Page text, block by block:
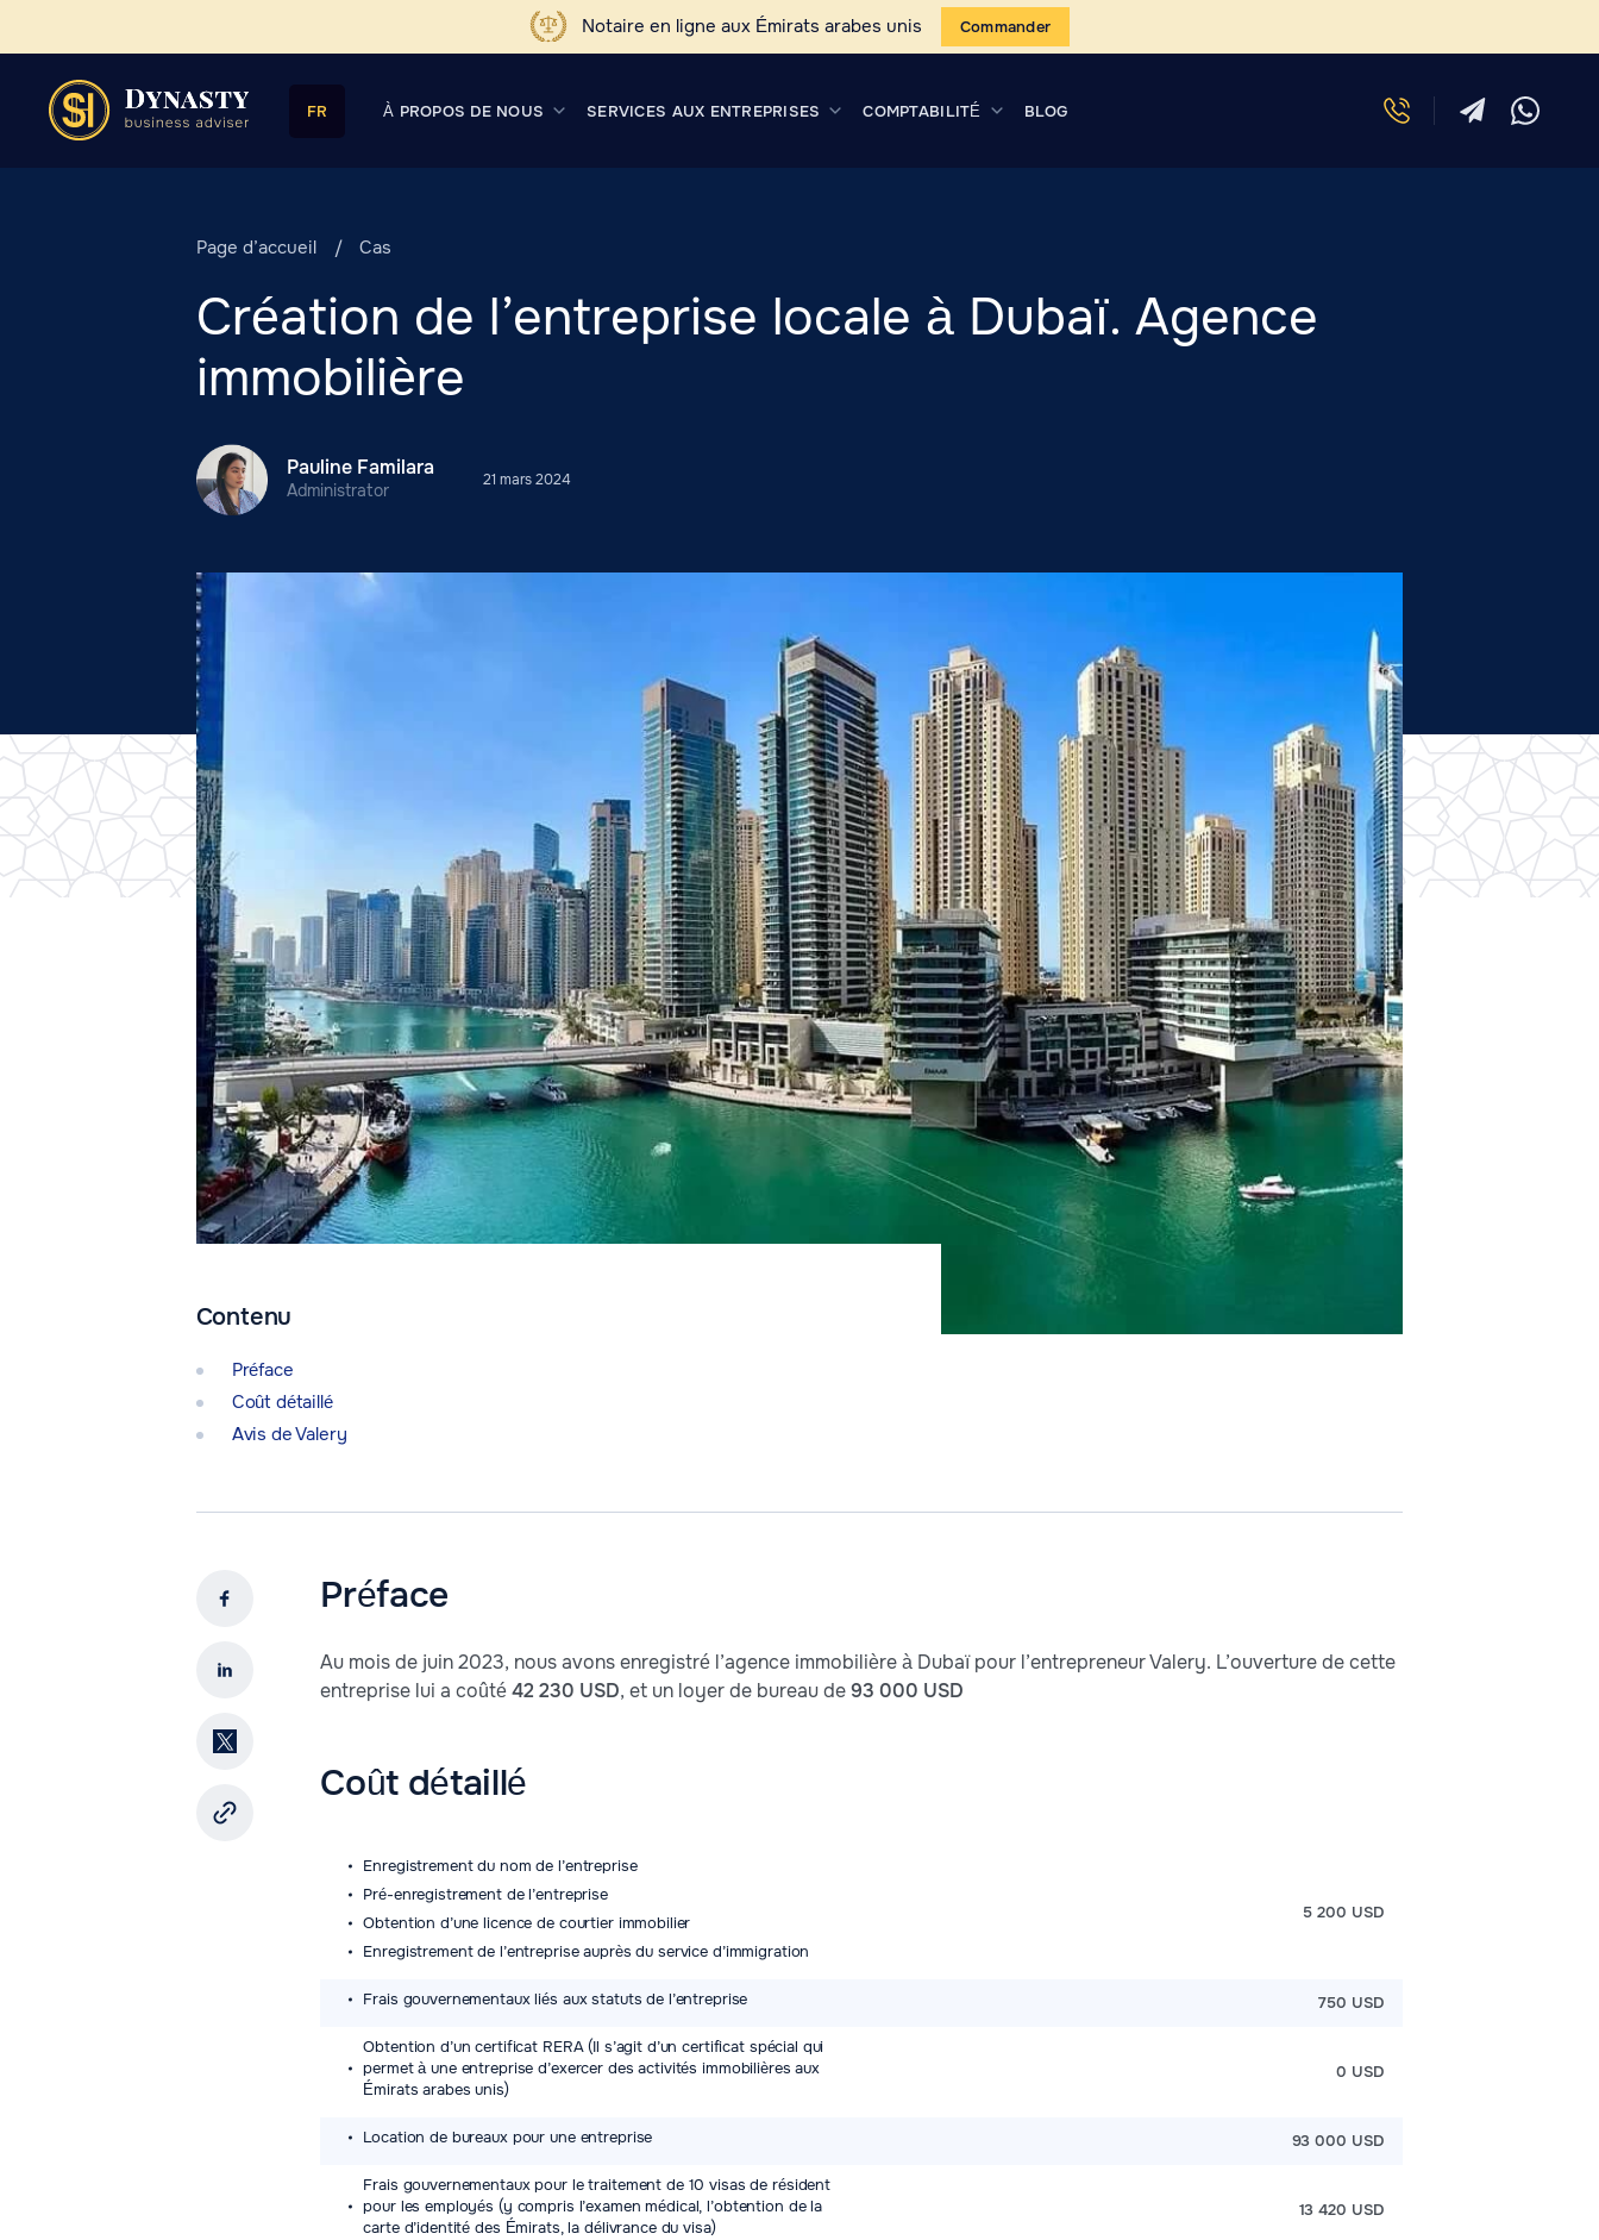
Notaire en ligne aux Émirats arabes unis Commander
FR À PROPOS DE NOUS SERVICES AUX ENTREPRISES COMPTABILITÉ BLOG
Page d’accueil Cas
Création de l’entreprise locale à Dubaï. Agence
immobilière
Pauline Familara
Administrator 21 mars 2024
Contenu
Préface
Coût détaillé
Avis de Valery
Préface
Au mois de juin 2023, nous avons enregistré l’agence immobilière à Dubaï pour l’entrepreneur Valery. L’ouverture de cette
entreprise lui a coûté42 230 USD, et un loyer de bureau de93 000 USD
Coût détaillé
Enregistrement du nom de l’entreprise
Pré-enregistrement de l’entreprise
Obtention d’une licence de courtier immobilier
Enregistrement de l’entreprise auprès du service d’immigration
5 200 USD
Frais gouvernementaux liés aux statuts de l’entreprise 750 USD
Obtention d’un certificat RERA (Il s’agit d’un certificat spécial qui
permet à une entreprise d’exercer des activités immobilières aux
Émirats arabes unis)
0 USD
Location de bureaux pour une entreprise 93 000 USD
Frais gouvernementaux pour le traitement de 10 visas de résident
pour les employés (y compris l’examen médical, l’obtention de la
carte d’identité des Émirats, la délivrance du visa)
13 420 USD